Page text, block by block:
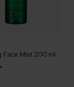
Face Mist 200 ml